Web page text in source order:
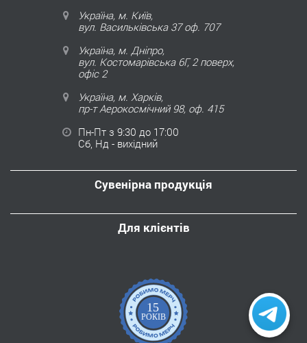
Україна, м. Київ,
вул. Васильківська 37 оф. 707
Україна, м. Дніпро,
вул. Костомарівська 6Г, 2 поверх,
офіс 2
Україна, м. Харків,
пр-т Аерокосмічний 98, оф. 415
Пн-Пт з 9:30 до 17:00
Сб, Нд - вихідний
Сувенірна продукція
Для клієнтів
15
РОКІВ